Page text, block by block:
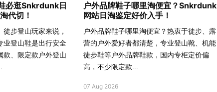
必逛Snkrdunk日
代切！
步登山玩家来说，
业登山鞋是出行安全
款、限定款户外登山
户外品牌鞋子哪里淘便宜？Snkrdunk
网站日淘鉴定好价入手！
户外品牌鞋子哪里淘便宜？热衷于徒步、露
营的户外爱好者都清楚，专业登山靴、机能
徒步鞋等户外品牌鞋款，国内专柜定价偏
高，不少限定款...
07 Aug 2026